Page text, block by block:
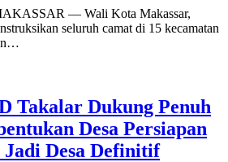
— Wali Kota Makassar,
seluruh camat di 15 kecamatan
Takalar Dukung Penuh
Desa Persiapan
Jadi Desa Definitif